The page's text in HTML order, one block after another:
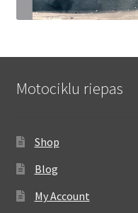
Motociklu riepas
Shop
Blog
My Account